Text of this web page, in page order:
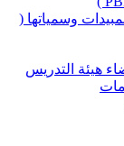
وسمياتها (
هيئة التدريس